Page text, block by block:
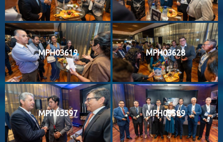
MPH03619 MPH03628
MPH03597 MPH03589